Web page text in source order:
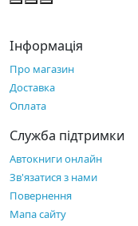
Інформація
Про магазин
Доставка
Оплата
Служба підтримки
Автокниги онлайн
Зв'язатися з нами
Повернення
Мапа сайту